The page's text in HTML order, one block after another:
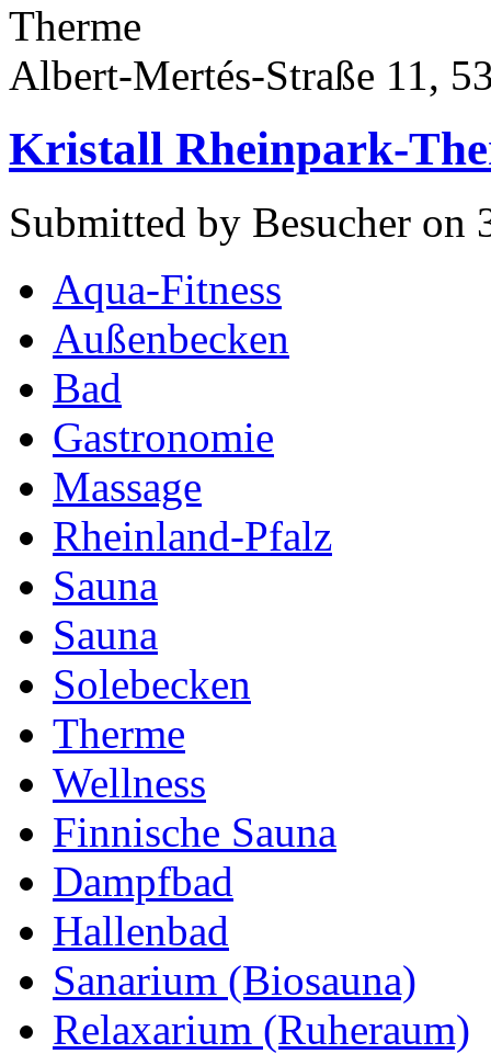
Therme
Albert-Mertés-Straße 11,
Kristall Rheinpark-
Submitted by Besucher on
Aqua-Fitness
Außenbecken
Bad
Gastronomie
Massage
Rheinland-Pfalz
Sauna
Sauna
Solebecken
Therme
Wellness
Finnische Sauna
Dampfbad
Hallenbad
Sanarium (Biosauna)
Relaxarium (Ruheraum)